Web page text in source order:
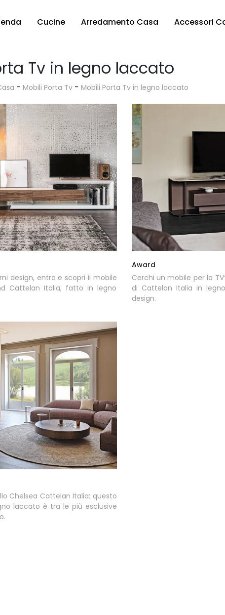
Cucine Arredamento Casa Accessori
Tv in legno laccato
- Mobili Porta Tv - Mobili Porta Tv in legno laccato
design, entra e scopri il mobile
Cattelan Italia, fatto in legno
Award
Cerchi un mobile per la
di Cattelan Italia in
design.
Chelsea Cattelan Italia: questo
laccato è tra le più esclusive